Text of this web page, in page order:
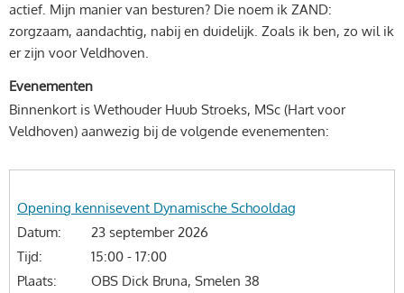
actief. Mijn manier van besturen? Die noem ik ZAND:
zorgzaam, aandachtig, nabij en duidelijk. Zoals ik ben, zo wil ik
er zijn voor Veldhoven.
Evenementen
Binnenkort is Wethouder Huub Stroeks, MSc (Hart voor
Veldhoven) aanwezig bij de volgende evenementen:
Onderwerp
Opening kennisevent Dynamische Schooldag
Datum
23 september 2026
Tijd
15:00 - 17:00
Plaats
OBS Dick Bruna, Smelen 38